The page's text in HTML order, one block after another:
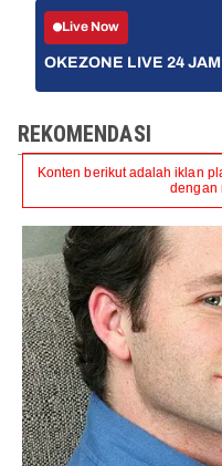
Live Now
OKEZONE LIVE 24 JAM